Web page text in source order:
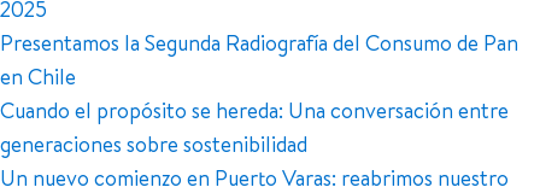
2025
Presentamos la Segunda Radiografía del Consumo de Pan
en Chile
Cuando el propósito se hereda: Una conversación entre
generaciones sobre sostenibilidad
Un nuevo comienzo en Puerto Varas: reabrimos nuestro